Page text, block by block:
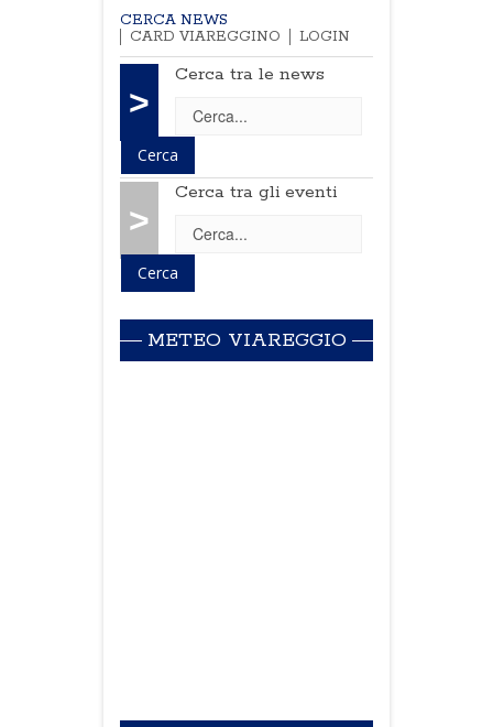
CERCA NEWS
CARD VIAREGGINO
LOGIN
>
Cerca tra le news
>
Cerca tra gli eventi
METEO VIAREGGIO